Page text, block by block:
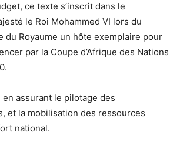
ce texte s’inscrit dans le
le Roi Mohammed VI lors du
Royaume un hôte exemplaire pour
par la Coupe d’Afrique des Nations
assurant le pilotage des
et la mobilisation des ressources
national.